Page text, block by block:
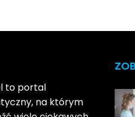
to portal
na którym